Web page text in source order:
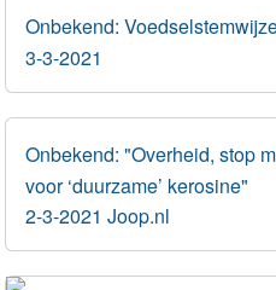
Onbekend:
3-3-2021
Onbekend: "Overheid, stop
voor ‘duurzame’ kerosine"
2-3-2021 Joop.nl